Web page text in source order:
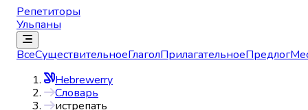
Репетиторы
Ульпаны
ВсеСуществительноеГлаголПрилагательноеПредлог
Hebrewerry
Словарь
истрепать